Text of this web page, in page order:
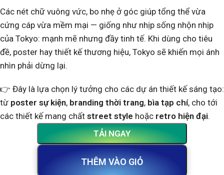
Các nét chữ vuông vức, bo nhẹ ở góc giúp tổng thể vừa
cứng cáp vừa mềm mại — giống như nhịp sống nhộn nhịp
của Tokyo: mạnh mẽ nhưng đầy tinh tế. Khi dùng cho tiêu
đề, poster hay thiết kế thương hiệu, Tokyo sẽ khiến mọi ánh
nhìn phải dừng lại.
👉 Đây là lựa chọn lý tưởng cho các dự án thiết kế sáng tạo:
từ poster sự kiện, branding thời trang, bìa tạp chí, cho tới
các thiết kế mang chất street style hoặc retro hiện đại.
THÊM VÀO GIỎ
TẢI NGAY